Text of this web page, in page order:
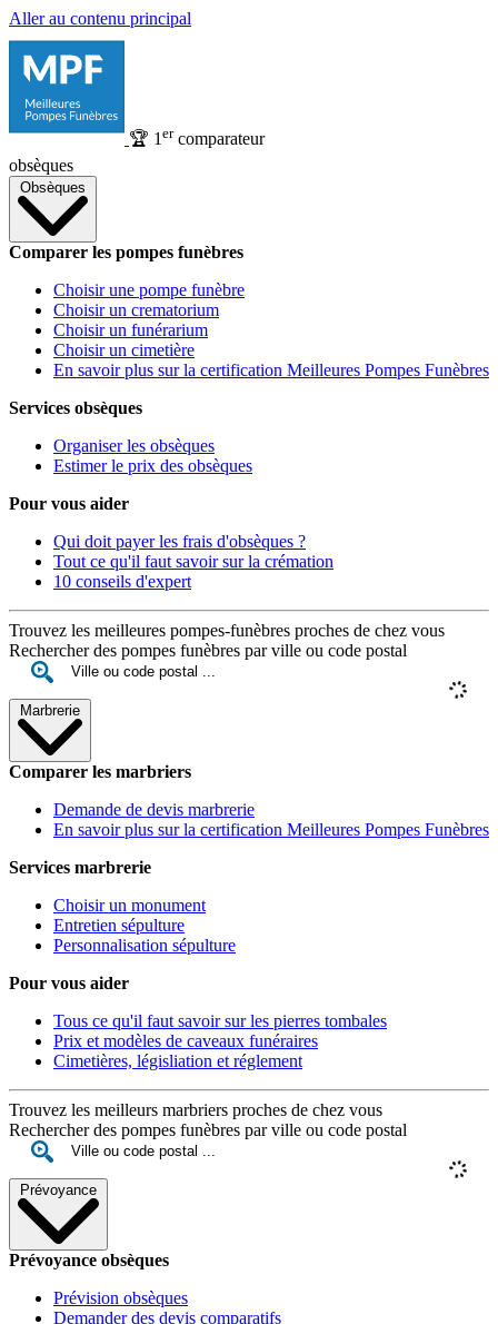
Aller au contenu principal
🏆 1 ercomparateur
obsèques
Obsèques
Comparer les pompes funèbres
Choisir une pompe funèbre
Choisir un crematorium
Choisir un funérarium
Choisir un cimetière
En savoir plus sur la certification Meilleures Pompes Funèbres
Services obsèques
Organiser les obsèques
Estimer le prix des obsèques
Pour vous aider
Qui doit payer les frais d'obsèques ?
Tout ce qu'il faut savoir sur la crémation
10 conseils d'expert
Trouvez les meilleures pompes-funèbres proches de chez vous
Rechercher des pompes funèbres par ville ou code postal
Marbrerie
Comparer les marbriers
Demande de devis marbrerie
En savoir plus sur la certification Meilleures Pompes Funèbres
Services marbrerie
Choisir un monument
Entretien sépulture
Personnalisation sépulture
Pour vous aider
Tous ce qu'il faut savoir sur les pierres tombales
Prix et modèles de caveaux funéraires
Cimetières, législiation et réglement
Trouvez les meilleurs marbriers proches de chez vous
Rechercher des pompes funèbres par ville ou code postal
Prévoyance
Prévoyance obsèques
Prévision obsèques
Demander des devis comparatifs